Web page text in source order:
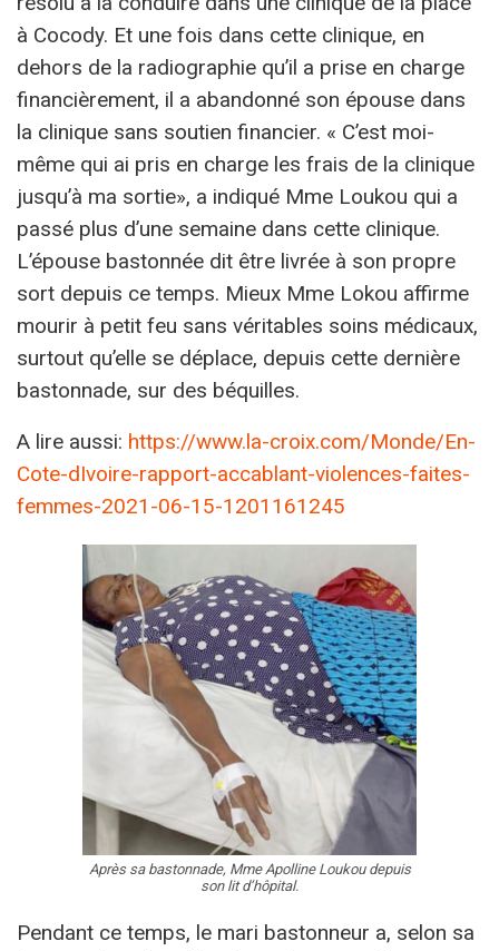
à Cocody. Et une fois dans cette clinique, en
dehors de la radiographie qu’il a prise en charge
financièrement, il a abandonné son épouse dans
la clinique sans soutien financier. « C’est moi-
même qui ai pris en charge les frais de la clinique
jusqu’à ma sortie», a indiqué Mme Loukou qui a
passé plus d’une semaine dans cette clinique.
L’épouse bastonnée dit être livrée à son propre
sort depuis ce temps. Mieux Mme Lokou affirme
mourir à petit feu sans véritables soins médicaux,
surtout qu’elle se déplace, depuis cette dernière
bastonnade, sur des béquilles.
A lire aussi: https://www.la-croix.com/Monde/En-
Cote-dIvoire-rapport-accablant-violences-faites-
femmes-2021-06-15-1201161245
Après sa bastonnade, Mme Apolline Loukou depuis
son lit d’hôpital.
Pendant ce temps, le mari bastonneur a, selon sa